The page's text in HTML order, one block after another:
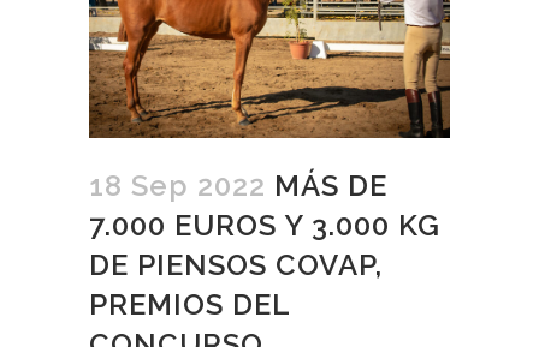
18 Sep 2022 MÁS DE
7.000 EUROS Y 3.000 KG
DE PIENSOS COVAP,
PREMIOS DEL